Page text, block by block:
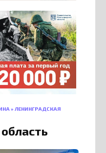
»ЛЕНИНГРАДСКАЯ